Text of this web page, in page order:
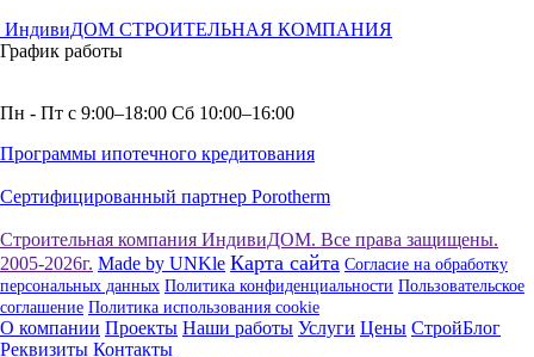
ИндивиДОМ СТРОИТЕЛЬНАЯ КОМПАНИЯ
График работы
Пн - Пт с 9:00–18:00 Сб 10:00–16:00
Программы ипотечного кредитования
Сертифицированный партнер Porotherm
Строительная компания ИндивиДОМ. Все права защищены.
2005-2026г. Made by UNKle Карта сайта Согласие на обработку
персональных данных Политика конфиденциальности Пользовательское
соглашение Политика использования сookie
О компании Проекты Наши работы Услуги Цены СтройБлог
Реквизиты Контакты